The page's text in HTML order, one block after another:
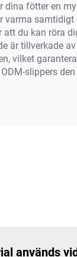
dina fötter en
varma
att du kan röra
är tillverkade
vilket
slippers
används